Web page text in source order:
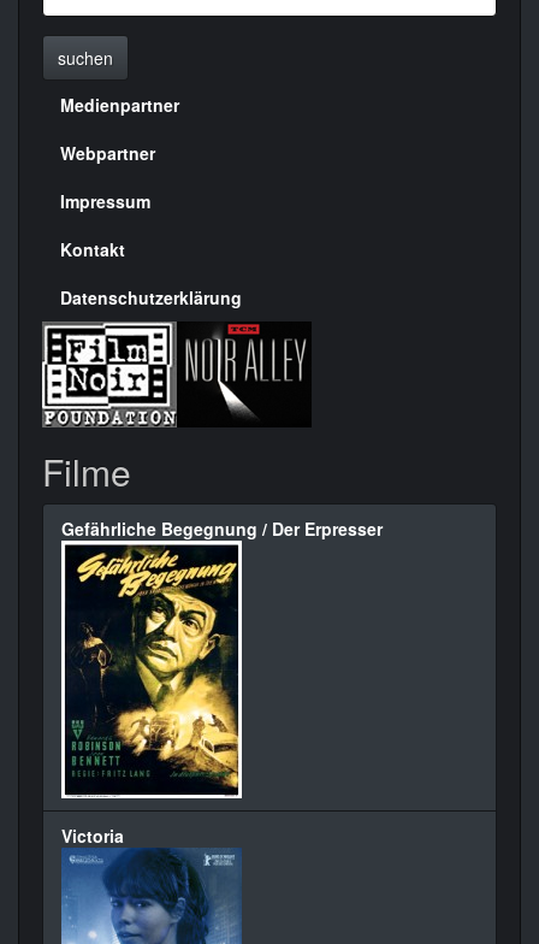
suchen
Menülinks
rechte
Seite
Medienpartner
Webpartner
Impressum
Kontakt
Datenschutzerklärung
Filme
Gefährliche Begegnung / Der Erpresser
Victoria